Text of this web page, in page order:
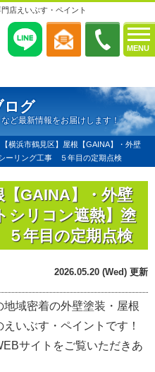
MENU
店えいぶす・ペイント
ログ
ど最新情報をお届けします！
【横浜市鶴見区】屋根【GAINA】・外壁
ーリング工事 ５年目の定期点検
【GAINA】・外壁
シリコン遮熱】塗
年目の定期点検
2026.05.20 (Wed) 更新
域密着の外壁塗装・屋根
いぶす・ペイントです！
サイトをご覧いただきあ